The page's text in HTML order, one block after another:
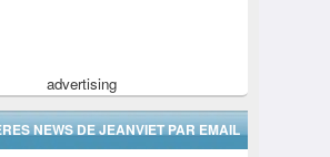
advertising
NEWS DE JEANVIET PAR EMAIL